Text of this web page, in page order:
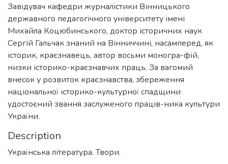
Завідувач кафедри журналістики Вінницького
державного педагогічного університету імені
Михайла Коцюбинського, доктор історичних наук
Сергій Гальчак знаний на Вінниччині, насамперед, як
історик, краєзнавець, автор восьми моногра-фій,
низки історико-краєзнавчих праць. За вагомий
внесок у розвиток краєзнавства, збереження
національної історико-культурної спадщини
удостоєний звання заслуженого праців-ника культури
України.
Description
Українська література. Твори.